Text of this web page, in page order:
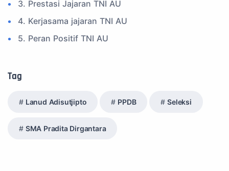
3. Prestasi Jajaran TNI AU
4. Kerjasama jajaran TNI AU
5. Peran Positif TNI AU
7. Spam Bukan Berita TNI
9. Tni au
10. Masalah anggota TNI AU
Tag
Lanud Adisutjipto PPDB Seleksi
SMA Pradita Dirgantara